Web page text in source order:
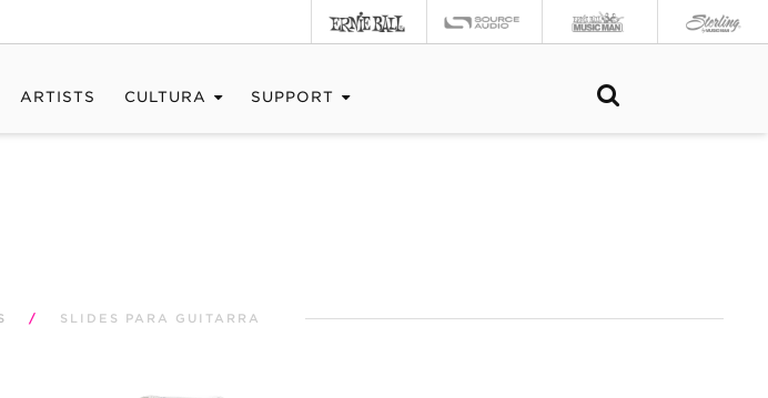
ARTISTS CULTURA SUPPORT
/ SLIDES PARA GUITARRA